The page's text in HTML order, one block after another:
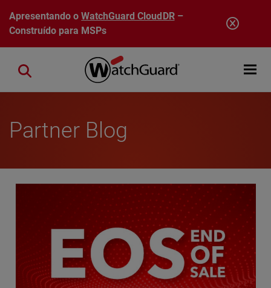
Pular para o conteúdo principal
Apresentando oWatchGuard CloudDR–
Construído para MSPs
Open
Close search
Partner Blog